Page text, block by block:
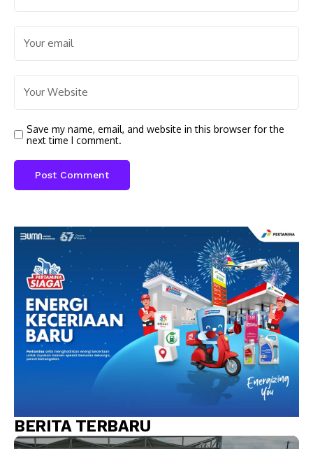
Save my name, email, and website in this browser for the
next time I comment.
BERITA TERBARU